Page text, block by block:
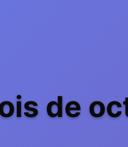
de